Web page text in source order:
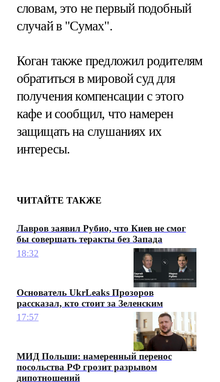
словам, это не первый подобный
случай в "Сумах".
Коган также предложил родителям
обратиться в мировой суд для
получения компенсации с этого
кафе и сообщил, что намерен
защищать на слушаниях их
интересы.
ЧИТАЙТЕ ТАКЖЕ
Лавров заявил Рубио, что Киев не смог
бы совершать теракты без Запада
18:32
Основатель UkrLeaks Прозоров
рассказал, кто стоит за Зеленским
17:57
МИД Польши: намеренный перенос
посольства РФ грозит разрывом
дипотношений